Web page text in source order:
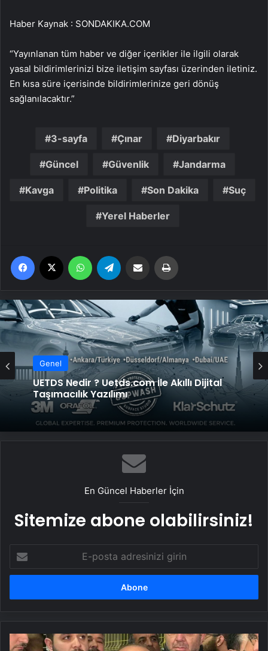
Haber Kaynak : SONDAKIKA.COM
“Yayınlanan tüm haber ve diğer içerikler ile ilgili olarak
yasal bildirimlerinizi bize iletişim sayfası üzerinden iletiniz.
En kısa süre içerisinde bildirimlerinize geri dönüş
sağlanılacaktır.”
3-sayfa Çınar Diyarbakır
Güncel Güvenlik Jandarma
Kavga Politika Son Dakika Suç
Yerel Haberler
Facebook WhatsApp Email'den paylaş
Genel
UETDS Nedir ? Uetds.com İle Akıllı Dijital
Taşımacılık Yazılımı
Genel
2026 Umre Fiyatları 2026 Umre Tur
Fiyatları ve Umre Ne Kadar
En Güncel Haberler İçin
Sitemize abone olabilirsiniz!
posta
adresinizi
Gaziantep